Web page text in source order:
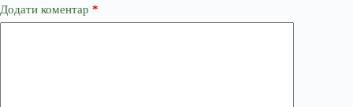
Додати коментар *